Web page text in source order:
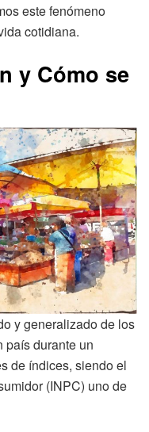
este fenómeno
cotidiana.
y Cómo se
y generalizado de los
país durante un
de índices, siendo el
(INPC) uno de